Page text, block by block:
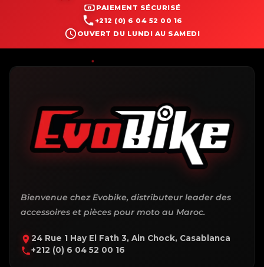
PAIEMENT SÉCURISÉ
+212 (0) 6 04 52 00 16
OUVERT DU LUNDI AU SAMEDI
Bienvenue chez Evobike, distributeur leader des
accessoires et pièces pour moto au Maroc.
24 Rue 1 Hay El Fath 3, Ain Chock, Casablanca
+212 (0) 6 04 52 00 16